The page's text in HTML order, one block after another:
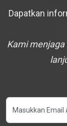
Dapatkan
Kami